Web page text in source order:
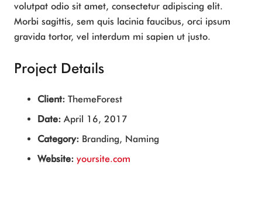
volutpat odio sit amet, consectetur adipiscing elit.
Morbi sagittis, sem quis lacinia faucibus, orci ipsum
gravida tortor, vel interdum mi sapien ut justo.
Project Details
Client: ThemeForest
Date: April 16, 2017
Category: Branding, Naming
Website: yoursite.com